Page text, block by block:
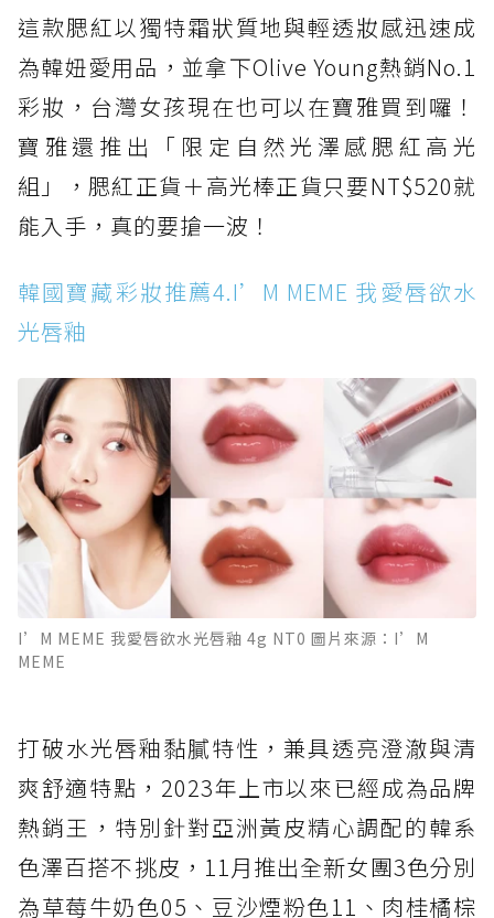
這款腮紅以獨特霜狀質地與輕透妝感迅速成
為韓妞愛用品，並拿下Olive Young熱銷No.1
彩妝，台灣女孩現在也可以在寶雅買到囉！
寶雅還推出「限定自然光澤感腮紅高光
組」，腮紅正貨＋高光棒正貨只要NT$520就
能入手，真的要搶一波！
韓國寶藏彩妝推薦4.I’M MEME 我愛唇欲水
光唇釉
I’M MEME 我愛唇欲水光唇釉 4g NT0 圖片來源：I’M
MEME
打破水光唇釉黏膩特性，兼具透亮澄澈與清
爽舒適特點，2023年上市以來已經成為品牌
熱銷王，特別針對亞洲黃皮精心調配的韓系
色澤百搭不挑皮，11月推出全新女團3色分別
為草莓牛奶色05、豆沙煙粉色11、肉桂橘棕